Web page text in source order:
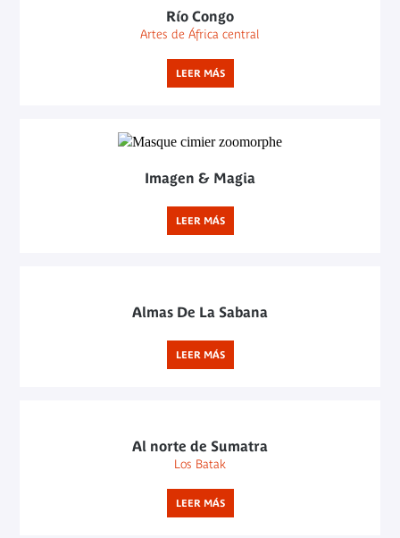
Río Congo
Artes de África central
LEER MÁS
Imagen & Magia
LEER MÁS
Almas De La Sabana
LEER MÁS
Al norte de Sumatra
Los Batak
LEER MÁS